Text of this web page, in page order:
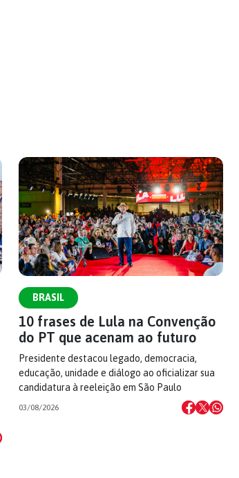
BRASIL
10 frases de Lula na Convenção
do PT que acenam ao futuro
Presidente destacou legado, democracia,
educação, unidade e diálogo ao oficializar sua
candidatura à reeleição em São Paulo
03/08/2026